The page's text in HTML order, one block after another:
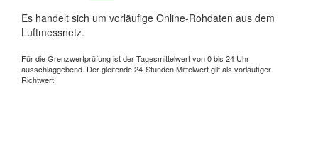
Es handelt sich um vorläufige Online-Rohdaten aus dem
Luftmessnetz.
Für die Grenzwertprüfung ist der Tagesmittelwert von 0 bis 24 Uhr
ausschlaggebend. Der gleitende 24-Stunden Mittelwert gilt als vorläufiger
Richtwert.